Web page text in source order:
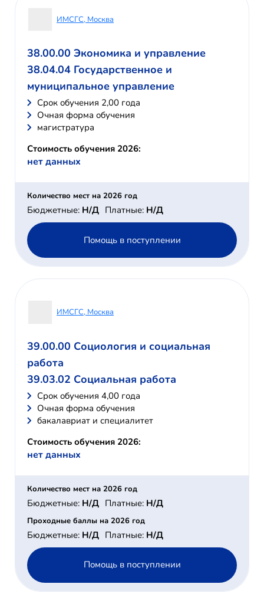
ИМСГС, Москва
38.00.00 Экономика и управление
38.04.04 Государственное и
муниципальное управление
Cрок обучения 2,00 года
Очная форма обучения
магистратура
Стоимость обучения 2026:
нет данных
Количество мест на 2026 год
Бюджетные: Н/Д Платные: Н/Д
Помощь в поступлении
ИМСГС, Москва
39.00.00 Социология и социальная
работа
39.03.02 Социальная работа
Cрок обучения 4,00 года
Очная форма обучения
бакалавриат и специалитет
Стоимость обучения 2026:
нет данных
Количество мест на 2026 год
Бюджетные: Н/Д Платные: Н/Д
Проходные баллы на 2026 год
Бюджетные: Н/Д Платные: Н/Д
Помощь в поступлении